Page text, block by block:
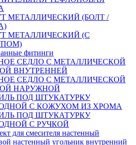
МЕТАЛЛИЧЕСКИЙ (БОЛТ /
МЕТАЛЛИЧЕСКИЙ (С
фитинги
СЕДЛО С МЕТАЛЛИЧЕСКОЙ
ВНУТРЕННЕЙ
СЕДЛО С МЕТАЛЛИЧЕСКОЙ
НАРУЖНОЙ
ПОД ШТУКАТУРКУ
С КОЖУХОМ ИЗ ХРОМА
ПОД ШТУКАТУРКУ
С РУЧКОЙ
для смесителя настенный
настенный угольник внутренний